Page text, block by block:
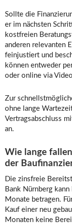
Sollte die
er im nächsten
kostfreien
anderen relevanten
feinjustiert und
können entweder
oder online via
Zur
ohne lange
Vertragsabschluss
an.
Wie lange
der
Die zinsfreie
Bank Nürnberg
Monate betragen.
Kauf einer neu
Monaten keine